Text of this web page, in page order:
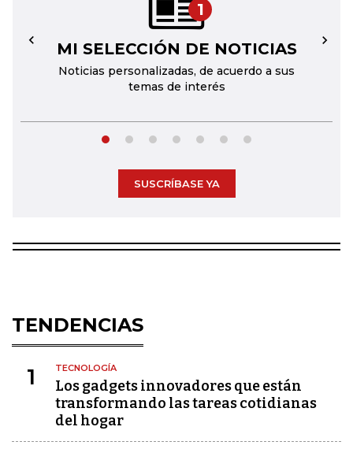
1
MI SELECCIÓN DE NOTICIAS
Noticias personalizadas, de acuerdo a sus
temas de interés
← →
SUSCRÍBASE YA
TENDENCIAS
1 TECNOLOGÍA
Los gadgets innovadores que están
transformando las tareas cotidianas
del hogar